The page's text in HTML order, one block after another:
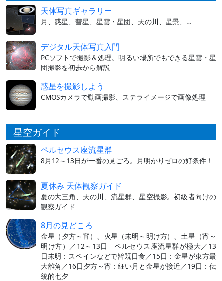
天体写真ギャラリー
月、惑星、彗星、星雲・星団、天の川、星景、…
デジタル天体写真入門
PCソフトで撮影＆処理。明るい場所でもできる星雲・星
団撮影を初歩から解説
惑星を撮影しよう
CMOSカメラで動画撮影、ステライメージで画像処理
星空ガイド
ペルセウス座流星群
8月12～13日が一番の見ごろ。月明かりゼロの好条件！
夏休み 天体観察ガイド
夏の大三角、天の川、流星群、星空撮影。初級者向けの
観察ガイド
8月の見どころ
金星（夕方～宵）、火星（未明～明け方）、土星（宵～
明け方）／12～13日：ペルセウス座流星群が極大／13
日未明：スペインなどで皆既日食／15日：金星が東方最
大離角／16日夕方～宵：細い月と金星が接近／19日：伝
統的七夕